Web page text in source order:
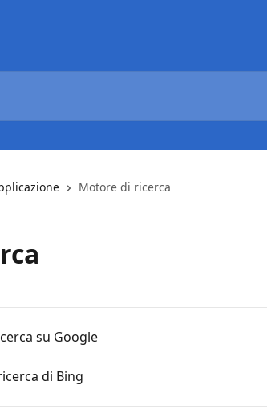
Motore di ricerca
su Google
di Bing